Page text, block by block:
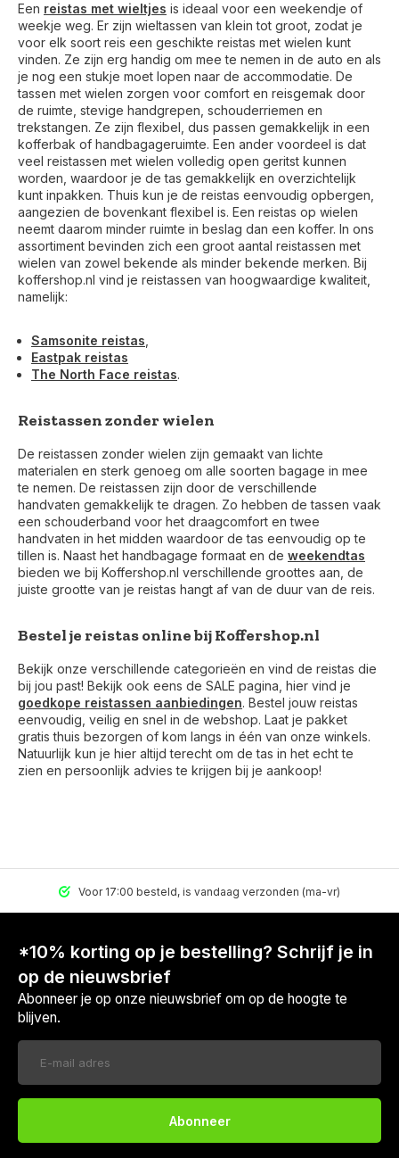
Een reistas met wieltjes is ideaal voor een weekendje of
weekje weg. Er zijn wieltassen van klein tot groot, zodat je
voor elk soort reis een geschikte reistas met wielen kunt
vinden. Ze zijn erg handig om mee te nemen in de auto en als
je nog een stukje moet lopen naar de accommodatie. De
tassen met wielen zorgen voor comfort en reisgemak door
de ruimte, stevige handgrepen, schouderriemen en
trekstangen. Ze zijn flexibel, dus passen gemakkelijk in een
kofferbak of handbagageruimte. Een ander voordeel is dat
veel reistassen met wielen volledig open geritst kunnen
worden, waardoor je de tas gemakkelijk en overzichtelijk
kunt inpakken. Thuis kun je de reistas eenvoudig opbergen,
aangezien de bovenkant flexibel is. Een reistas op wielen
neemt daarom minder ruimte in beslag dan een koffer. In ons
assortiment bevinden zich een groot aantal reistassen met
wielen van zowel bekende als minder bekende merken. Bij
koffershop.nl vind je reistassen van hoogwaardige kwaliteit,
namelijk:
Samsonite reistas
Eastpak reistas
The North Face reistas.
Reistassen zonder wielen
De reistassen zonder wielen zijn gemaakt van lichte
materialen en sterk genoeg om alle soorten bagage in mee
te nemen. De reistassen zijn door de verschillende
handvaten gemakkelijk te dragen. Zo hebben de tassen vaak
een schouderband voor het draagcomfort en twee
handvaten in het midden waardoor de tas eenvoudig op te
tillen is. Naast het handbagage formaat en de weekendtas
bieden we bij Koffershop.nl verschillende groottes aan, de
juiste grootte van je reistas hangt af van de duur van de reis.
Bestel je reistas online bij Koffershop.nl
Bekijk onze verschillende categorieën en vind de reistas die
bij jou past! Bekijk ook eens de SALE pagina, hier vind je
goedkope reistassen aanbiedingen. Bestel jouw reistas
eenvoudig, veilig en snel in de webshop. Laat je pakket
gratis thuis bezorgen of kom langs in één van onze winkels.
Natuurlijk kun je hier altijd terecht om de tas in het echt te
zien en persoonlijk advies te krijgen bij je aankoop!
Voor 17:00 besteld, is vandaag verzonden (ma-vr)
*10% korting op je bestelling? Schrijf je in
op de nieuwsbrief
Abonneer je op onze nieuwsbrief om op de hoogte te
blijven.
Abonneer